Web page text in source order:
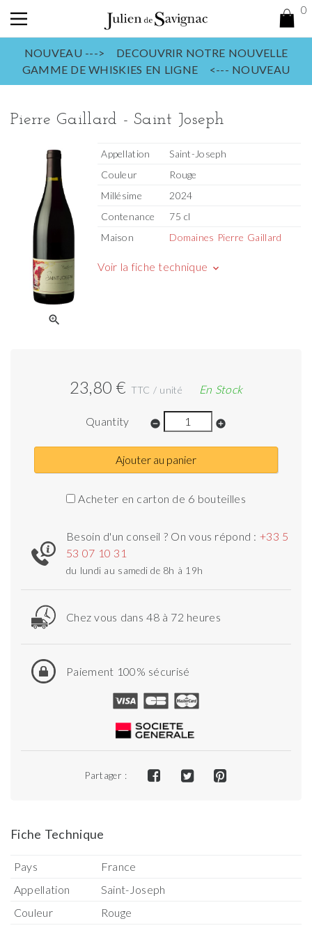
0
NOUVEAU ---> DECOUVRIR NOTRE NOUVELLE
GAMME DE WHISKIES EN LIGNE <--- NOUVEAU
Pierre Gaillard - Saint Joseph
zoom_in
Appellation
Saint-Joseph
Couleur
Rouge
Millésime
2024
Contenance
75 cl
Maison
Domaines Pierre Gaillard
Voir la fiche technique keyboard_arrow_down
23,80 € TTC / unité En Stock
Quantity remove_circle add_circle
Ajouter au panier
Acheter en carton de 6 bouteilles
Besoin d'un conseil ? On vous répond : +33 5
53 07 10 31
du lundi au samedi de 8h à 19h
Chez vous dans 48 à 72 heures
Paiement 100% sécurisé
Partager :
Fiche Technique
Pays
France
Appellation
Saint-Joseph
Couleur
Rouge